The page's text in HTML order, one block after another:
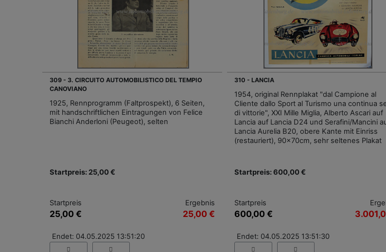
309 - 3. CIRCUITO AUTOMOBILISTICO DEL TEMPIO
CANOVIANO
1925, Rennprogramm (Faltprospekt), 6 Seiten,
mit handschriftlichen Eintragungen von Felice
Bianchi Anderloni (Peugeot), selten
Startpreis: 25,00 €
Startpreis
25,00 €
Ergebnis
25,00 €
Endet: 04.05.2025 13:51:20
310 - LANCIA
1954, original Rennplakat "dal Campione al
Cliente dallo Sport al Turismo una continua
di vittorie", XXI Mille Miglia, Alberto Ascari auf
Lancia auf Lancia D24 und Serafini/Mancini
Lancia Aurelia B20, obere Kante mit Einriss
(restauriert), 90x70cm, sehr seltenes Plakat
Startpreis: 600,00 €
Startpreis
600,00 €
Endet: 04.05.2025 13:51:30